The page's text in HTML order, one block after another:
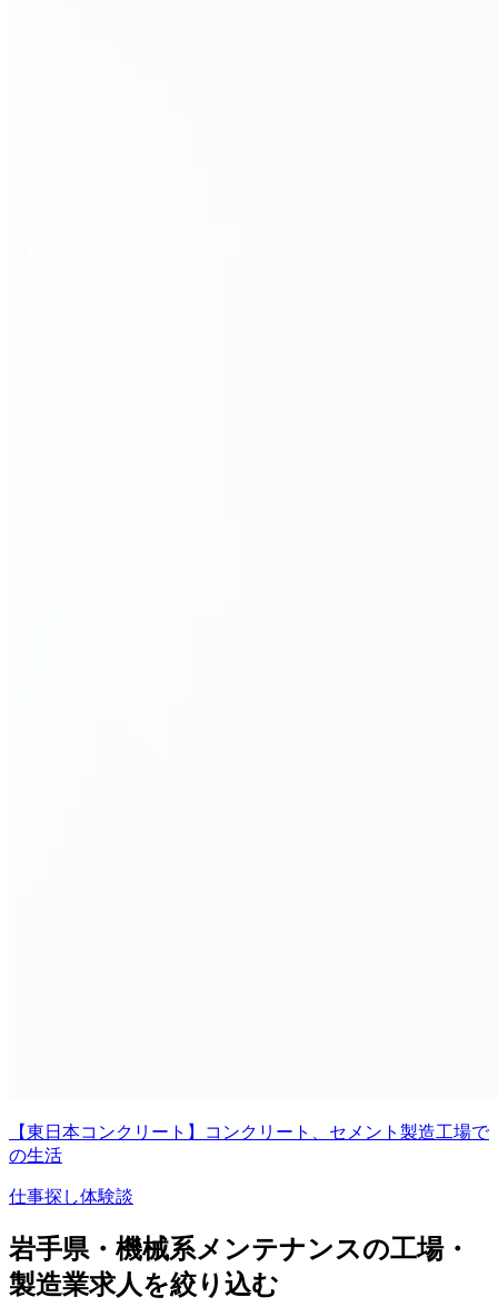
【東日本コンクリート】コンクリート、セメント製造工場で
の生活
仕事探し体験談
岩手県・機械系メンテナンスの工場・
製造業求人を絞り込む